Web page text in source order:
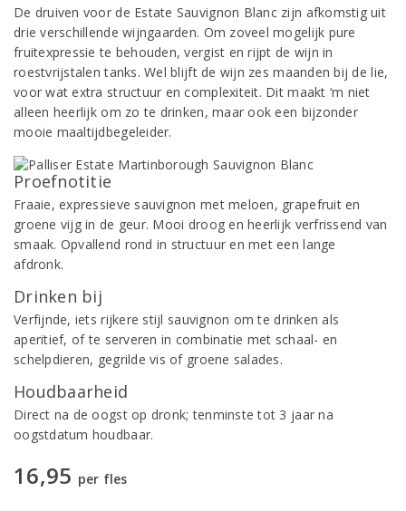
De druiven voor de Estate Sauvignon Blanc zijn afkomstig uit
drie verschillende wijngaarden. Om zoveel mogelijk pure
fruitexpressie te behouden, vergist en rijpt de wijn in
roestvrijstalen tanks. Wel blijft de wijn zes maanden bij de lie,
voor wat extra structuur en complexiteit. Dit maakt ‘m niet
alleen heerlijk om zo te drinken, maar ook een bijzonder
mooie maaltijdbegeleider.
Proefnotitie
Fraaie, expressieve sauvignon met meloen, grapefruit en
groene vijg in de geur. Mooi droog en heerlijk verfrissend van
smaak. Opvallend rond in structuur en met een lange
afdronk.
Drinken bij
Verfijnde, iets rijkere stijl sauvignon om te drinken als
aperitief, of te serveren in combinatie met schaal- en
schelpdieren, gegrilde vis of groene salades.
Houdbaarheid
Direct na de oogst op dronk; tenminste tot 3 jaar na
oogstdatum houdbaar.
16,95 per fles